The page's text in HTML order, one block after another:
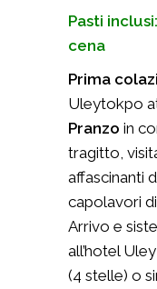
Pasti
cena
Prima
Uleytokpo
Pranzo in
tragitto,
affascinanti
capolavori
Arrivo e
all’hotel
(4 stelle) o